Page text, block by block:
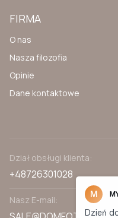
FIRMA
O nas
Nasza filozofia
Opinie
Dane kontaktowe
Dział obsługi klienta:
+48726301028
Nasz E-mail: